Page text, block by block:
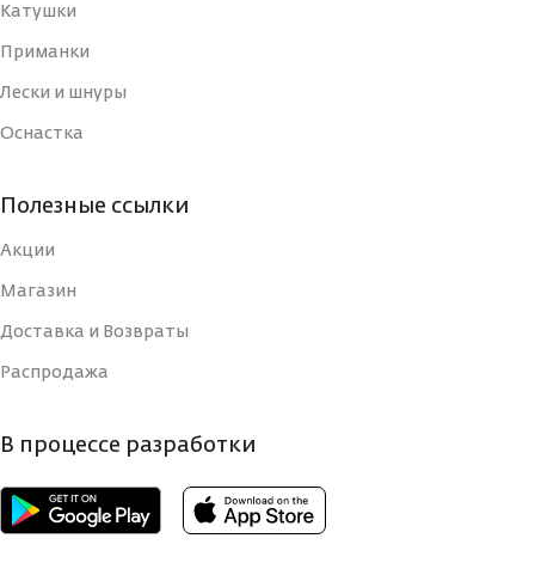
Катушки
Приманки
Лески и шнуры
Оснастка
Полезные ссылки
Акции
Магазин
Доставка и Возвраты
Распродажа
В процессе разработки